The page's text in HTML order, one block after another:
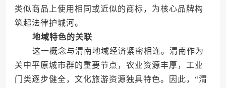
类似商品上使用相同或近似的商标，为核心品牌构
筑起法律护城河。
地域特色的关联
这一概念与渭南地域经济紧密相连。渭南作为
关中平原城市群的重要节点，农业资源丰厚，工业
门类逐步健全，文化旅游资源独具特色。因此，“渭